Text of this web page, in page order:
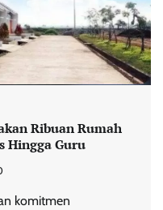
Ribuan Rumah
Hingga Guru
komitmen